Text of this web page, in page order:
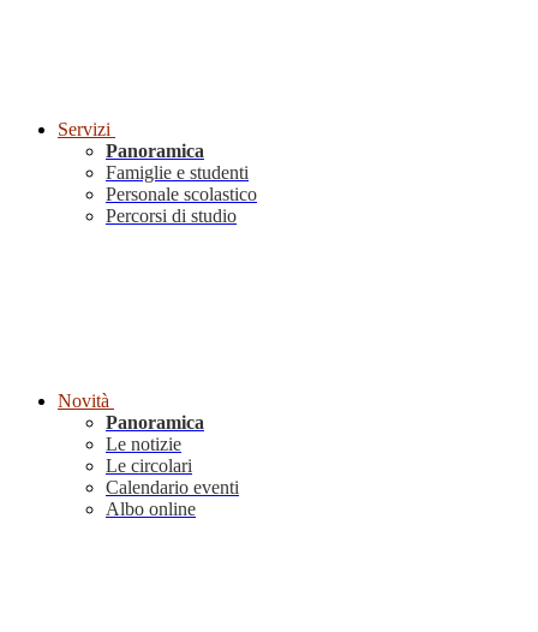
Servizi
Panoramica
Famiglie e studenti
Personale scolastico
Percorsi di studio
Novità
Panoramica
Le notizie
Le circolari
Calendario eventi
Albo online